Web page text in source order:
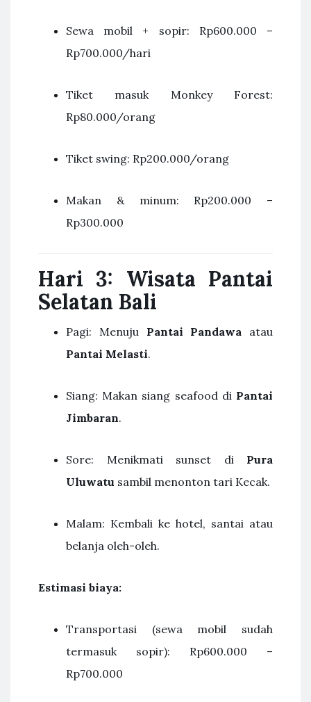
Sewa mobil + sopir: Rp600.000 –
Rp700.000/hari
Tiket masuk Monkey Forest:
Rp80.000/orang
Tiket swing: Rp200.000/orang
Makan & minum: Rp200.000 –
Rp300.000
Hari 3: Wisata Pantai
Selatan Bali
Pagi: Menuju Pantai Pandawa atau
Pantai Melasti.
Siang: Makan siang seafood di Pantai
Jimbaran.
Sore: Menikmati sunset di Pura
Uluwatu sambil menonton tari Kecak.
Malam: Kembali ke hotel, santai atau
belanja oleh-oleh.
Estimasi biaya:
Transportasi (sewa mobil sudah
termasuk sopir): Rp600.000 –
Rp700.000